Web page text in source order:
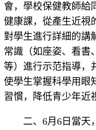
會，學校保健教師給
健康課，從產生近視
對學生進行詳細的講
常識（如座姿、看書
等）進行示范指導，
使學生掌握科學用眼
習慣，降低青少年近
二、6月6日當天